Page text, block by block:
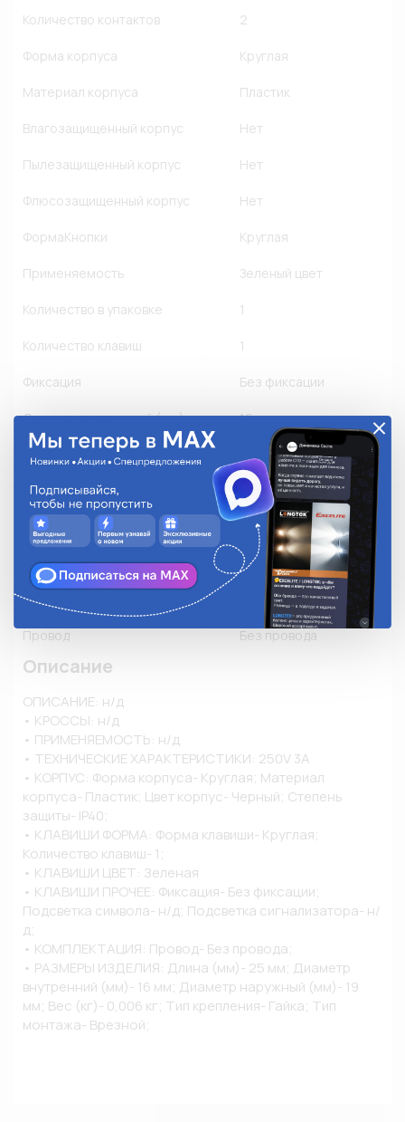
Количество контактов 2
Форма корпуса Круглая
Материал корпуса Пластик
Влагозащищенный корпус Нет
Пылезащищенный корпус Нет
Флюсозащищенный корпус Нет
ФормаКнопки Круглая
Применяемость Зеленый цвет
Количество в упаковке 1
Количество клавиш 1
Фиксация Без фиксации
Диаметр внутренний (мм) 16 мм
Диаметр наружный (мм) 19 мм
Вес (кг) 0,006 кг
Тип крепления Гайка
Тип монтажа Врезной
Режим работы ON-OFF
Провод Без провода
Описание
ОПИСАНИЕ: н/д
• КРОССЫ: н/д
• ПРИМЕНЯЕМОСТЬ: н/д
• ТЕХНИЧЕСКИЕ ХАРАКТЕРИСТИКИ: 250V 3A
• КОРПУС: Форма корпуса- Круглая; Материал
корпуса- Пластик; Цвет корпус- Черный; Степень
защиты- IP40;
• КЛАВИШИ ФОРМА: Форма клавиши- Круглая;
Количество клавиш- 1;
• КЛАВИШИ ЦВЕТ: Зеленая
• КЛАВИШИ ПРОЧЕЕ: Фиксация- Без фиксации;
Подсветка символа- н/д; Подсветка сигнализатора- н/
д;
• КОМПЛЕКТАЦИЯ: Провод- Без провода;
• РАЗМЕРЫ ИЗДЕЛИЯ: Длина (мм)- 25 мм; Диаметр
внутренний (мм)- 16 мм; Диаметр наружный (мм)- 19
мм; Вес (кг)- 0,006 кг; Тип крепления- Гайка; Тип
монтажа- Врезной;